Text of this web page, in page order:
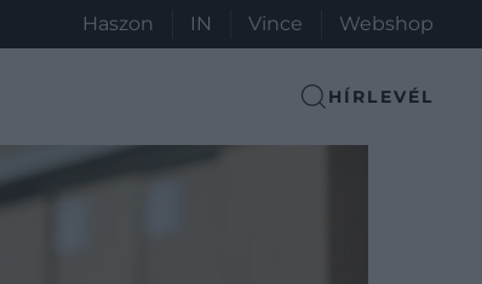
Haszon IN Vince Webshop
HÍRLEVÉL